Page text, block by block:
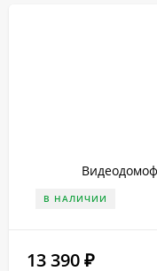
В НАЛИЧИИ
13 390 ₽